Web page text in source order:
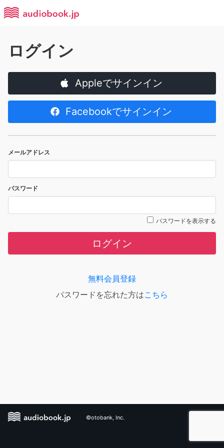
ログイン
Appleでサインイン
Facebookでサインイン
メールアドレス
パスワード
パスワードを表示する
ログイン
無料会員登録
パスワードを忘れた方はこちら
©otobank, Inc.